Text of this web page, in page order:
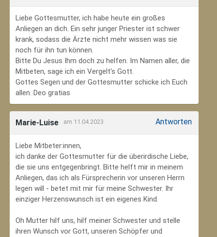
Liebe Gottesmutter, ich habe heute ein großes
Anliegen an dich. Ein sehr junger Priester ist schwer
krank, sodass die Ärzte nicht mehr wissen was sie
noch für ihn tun können.
Bitte Du Jesus Ihm doch zu helfen. Im Namen aller, die
Mitbeten, sage ich ein Vergelt's Gott.
Gottes Segen und der Gottesmutter schicke ich Euch
allen. Deo gratias
Marie-Luise am 11.04.2023 Antworten
Liebe Mitbeter:innen,
ich danke der Gottesmutter für die überirdische Liebe,
die sie uns entgegenbringt. Bitte helft mir in meinem
Anliegen, das ich als Fürsprecherin vor unseren Herrn
legen will - betet mit mir für meine Schwester. Ihr
einziger Herzenswunsch ist ein eigenes Kind.
Oh Mutter hilf uns, hilf meiner Schwester und stelle
ihren Wunsch vor Gott, unseren Schöpfer und